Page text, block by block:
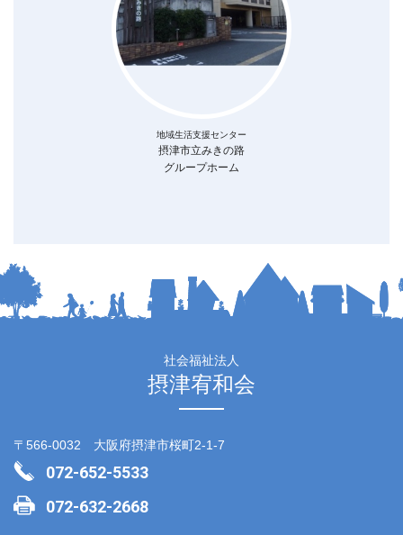
地域生活支援センター
摂津市立みきの路
グループホーム
社会福祉法人
摂津宥和会
〒566-0032 大阪府摂津市桜町2-1-7
072-652-5533
072-632-2668